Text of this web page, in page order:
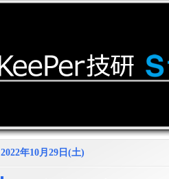
2022年10月29日(土)